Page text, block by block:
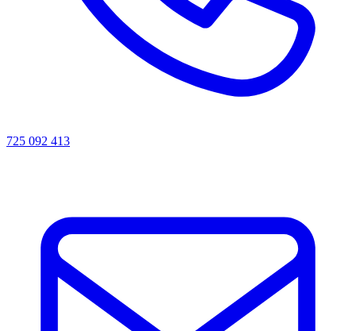
725 092 413